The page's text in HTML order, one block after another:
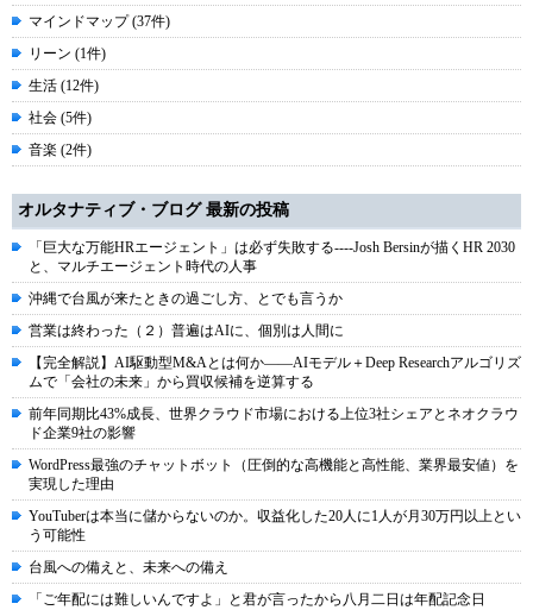
マインドマップ (37件)
リーン (1件)
生活 (12件)
社会 (5件)
音楽 (2件)
オルタナティブ・ブログ 最新の投稿
「巨大な万能HRエージェント」は必ず失敗する----Josh Bersinが描くHR 2030
と、マルチエージェント時代の人事
沖縄で台風が来たときの過ごし方、とでも言うか
営業は終わった（２）普遍はAIに、個別は人間に
【完全解説】AI駆動型M&Aとは何か――AIモデル＋Deep Researchアルゴリズ
ムで「会社の未来」から買収候補を逆算する
前年同期比43%成長、世界クラウド市場における上位3社シェアとネオクラウ
ド企業9社の影響
WordPress最強のチャットボット（圧倒的な高機能と高性能、業界最安値）を
実現した理由
YouTuberは本当に儲からないのか。収益化した20人に1人が月30万円以上とい
う可能性
台風への備えと、未来への備え
「ご年配には難しいんですよ」と君が言ったから八月二日は年配記念日